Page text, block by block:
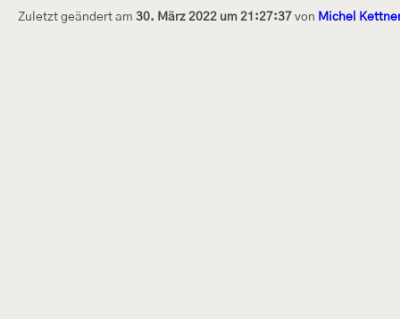
Zuletzt geändert am 30. März 2022 um 21:27:37 von Michel